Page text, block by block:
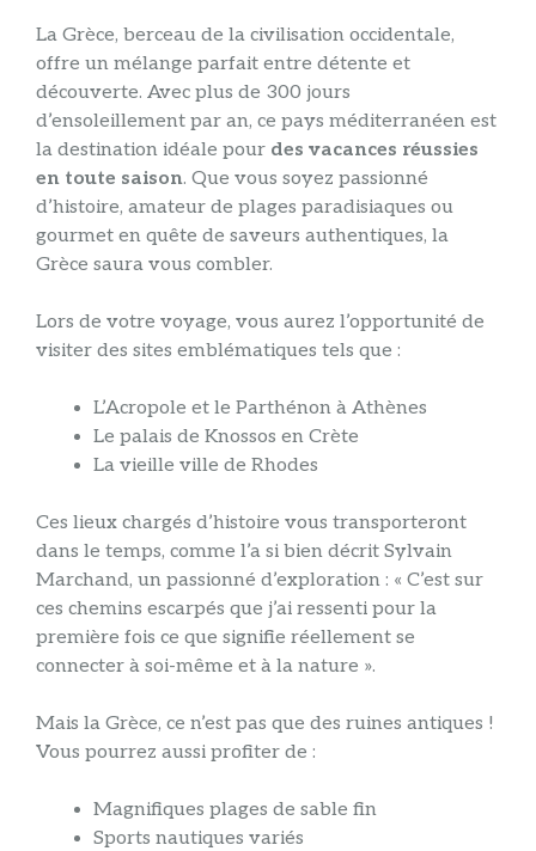
La Grèce, berceau de la civilisation occidentale,
offre un mélange parfait entre détente et
découverte. Avec plus de 300 jours
d’ensoleillement par an, ce pays méditerranéen est
la destination idéale pour des vacances réussies
en toute saison. Que vous soyez passionné
d’histoire, amateur de plages paradisiaques ou
gourmet en quête de saveurs authentiques, la
Grèce saura vous combler.
Lors de votre voyage, vous aurez l’opportunité de
visiter des sites emblématiques tels que :
L’Acropole et le Parthénon à Athènes
Le palais de Knossos en Crète
La vieille ville de Rhodes
Ces lieux chargés d’histoire vous transporteront
dans le temps, comme l’a si bien décrit Sylvain
Marchand, un passionné d’exploration : « C’est sur
ces chemins escarpés que j’ai ressenti pour la
première fois ce que signifie réellement se
connecter à soi-même et à la nature ».
Mais la Grèce, ce n’est pas que des ruines antiques !
Vous pourrez aussi profiter de :
Magnifiques plages de sable fin
Sports nautiques variés